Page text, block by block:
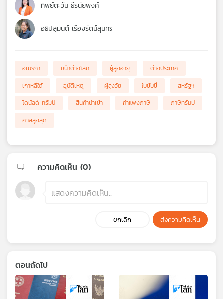
ทิพย์ตะวัน ธีรนัยพงศ์
อธิปสุมนต์ เรืองรัตน์สุนทร
อเมริกา หน้าต่างโลก ผู้สูงอายุ
ต่างประเทศ
เกาหลีใต้
อุบัติเหตุ ผู้สูงวัย ใบขับขี่
สหรัฐฯ
โดนัลด์ ทรัมป์
สินค้านำเข้า กำแพงภาษี
ภาษีทรัมป์
ศาลสูงสุด
ความคิดเห็น (0)
ยกเลิก ส่งความคิดเห็น
ตอนถัดไป